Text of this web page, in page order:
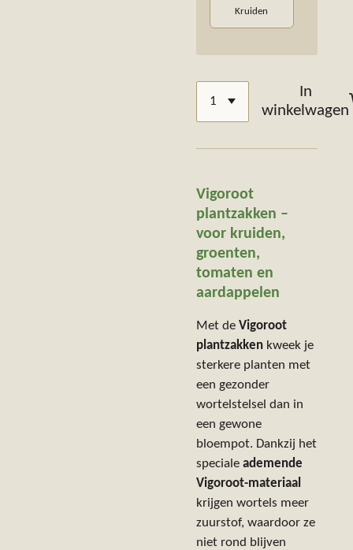
Kruiden
In
winkelwagen
Vigoroot
plantzakken –
voor kruiden,
groenten,
tomaten en
aardappelen
Met de Vigoroot
plantzakken kweek je
sterkere planten met
een gezonder
wortelstelsel dan in
een gewone
bloempot. Dankzij het
speciale ademende
Vigoroot-materiaal
krijgen wortels meer
zuurstof, waardoor ze
niet rond blijven